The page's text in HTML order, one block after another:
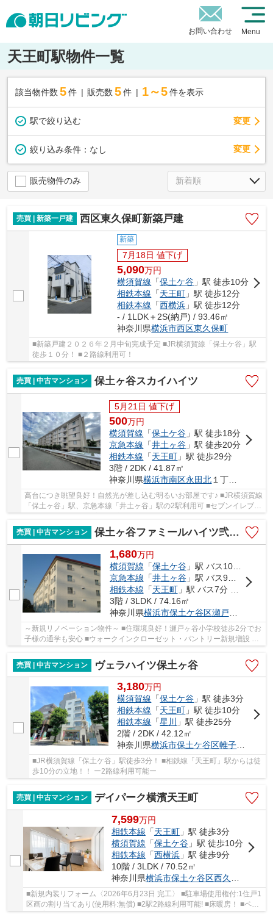
お問い合わせ Menu
天王町駅物件一覧
該当物件数 5件 販売数 5 件 1～5 件を表示
駅で絞り込む 変更
絞り込み条件： なし 変更
販売物件のみ
売買 | 新築一戸建 西区東久保町新築戸建
新築
7月18日 値下げ
5,090万円
横須賀線 「保土ケ谷 」駅 徒歩10分
相鉄本線 「天王町 」駅 徒歩12分
相鉄本線 「西横浜 」駅 徒歩12分
- / 1LDK＋2S(納戸) / 93.46㎡
神奈川県横浜市西区東久保町
■新築戸建２０２６年２月中旬完成予定 ■JR横須賀線「保土ケ谷」駅
徒歩１０分！ ■２路線利用可！
売買 | 中古マンション 保土ヶ谷スカイハイツ
5月21日 値下げ
500万円
横須賀線 「保土ケ谷 」駅 徒歩18分
京急本線 「井土ヶ谷 」駅 徒歩20分
相鉄本線 「天王町 」駅 徒歩29分
3階 / 2DK / 41.87㎡
神奈川県横浜市南区永田北 １丁目28-24
高台につき眺望良好！自然光が差し込む明るいお部屋です♪ ■JR横須賀線
「保土ヶ谷」駅、京急本線「井土ヶ谷」駅の2駅利用可 ■セブンイレブン
徒歩3分で便利です ■室内丁寧にお使いです ■...
売買 | 中古マンション
保土ヶ谷ファミールハイツ弐号棟
1,680万円
横須賀線 「保土ケ谷」駅 バス10分 「瀬戸ヶ谷小学校」 停歩1分
京急本線 「井土ヶ谷」駅 バス9分 「永田町住宅前」 停歩7分
相鉄本線 「天王町」駅 バス7分 「保土ケ谷町２丁目」 停歩10分
3階 / 3LDK / 74.16㎡
神奈川県横浜市保土ケ谷区瀬戸ケ谷町
～新規リノベーション物件～ ■住環境良好！瀬戸ヶ谷小学校徒歩2分でお
子様の通学も安心 ■ウォークインクローゼット・パントリー新規増設 ■
開放感のある対面キッチン ■おしゃれなアクセ...
売買 | 中古マンション
ヴェラハイツ保土ヶ谷
3,180万円
横須賀線 「保土ケ谷 」駅 徒歩3分
相鉄本線 「天王町 」駅 徒歩10分
相鉄本線 「星川
」駅 徒歩25分
2階 / 2DK / 42.12㎡
神奈川県横浜市保土ケ谷区帷子町
■JR横須賀線「保土ケ谷」駅徒歩3分！ ■相鉄線「天王町」駅からは徒
歩10分の立地！！ ー2路線利用可能ー
売買 | 中古マンション デイパーク横濱天王町
7,599万円
相鉄本線 「天王町」駅 徒歩3分
横須賀線 「保土ケ谷」駅 徒歩10分
相鉄本線 「西横浜」駅 徒歩9分
10階 / 3LDK / 70.52㎡
神奈川県横浜市保土ケ谷区西久保町
■新規内装リフォーム〈2026年6月23日 完工〉 ■駐車場使用権付:1住戸1
区画の割り当てあり(使用料:無償) ■2駅2路線利用可能! ■床暖房！ ■ペッ